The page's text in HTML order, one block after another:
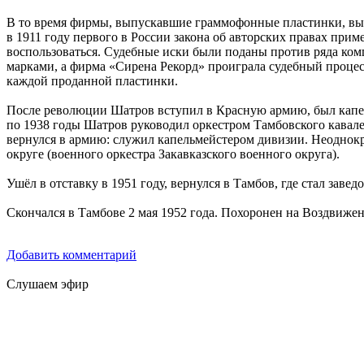
В то время фирмы, выпускавшие граммофонные пластинки,
в 1911 году первого в России закона об авторских правах
воспользоваться. Судебные иски были поданы против ряда
марками, а фирма «Сирена Рекорд» проиграла судебный
каждой проданной пластинки.
После революции Шатров вступил в Красную армию, был
по 1938 годы Шатров руководил оркестром Тамбовского
вернулся в армию: служил капельмейстером дивизии.
округе (военного оркестра Закавказского военного округа).
Ушёл в отставку в 1951 году, вернулся в Тамбов, где стал
Скончался в Тамбове 2 мая 1952 года. Похоронен на
Добавить комментарий
Слушаем эфир